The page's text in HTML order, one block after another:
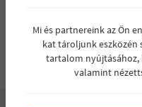
Mi és partnereink az Ön
kat tároljunk eszközén
tartalom nyújtásához,
valamint